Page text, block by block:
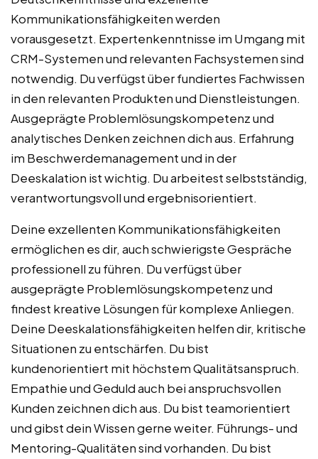
Kommunikationsfähigkeiten werden
vorausgesetzt. Expertenkenntnisse im Umgang mit
CRM-Systemen und relevanten Fachsystemen sind
notwendig. Du verfügst über fundiertes Fachwissen
in den relevanten Produkten und Dienstleistungen.
Ausgeprägte Problemlösungskompetenz und
analytisches Denken zeichnen dich aus. Erfahrung
im Beschwerdemanagement und in der
Deeskalation ist wichtig. Du arbeitest selbstständig,
verantwortungsvoll und ergebnisorientiert.
Deine exzellenten Kommunikationsfähigkeiten
ermöglichen es dir, auch schwierigste Gespräche
professionell zu führen. Du verfügst über
ausgeprägte Problemlösungskompetenz und
findest kreative Lösungen für komplexe Anliegen.
Deine Deeskalationsfähigkeiten helfen dir, kritische
Situationen zu entschärfen. Du bist
kundenorientiert mit höchstem Qualitätsanspruch.
Empathie und Geduld auch bei anspruchsvollen
Kunden zeichnen dich aus. Du bist teamorientiert
und gibst dein Wissen gerne weiter. Führungs- und
Mentoring-Qualitäten sind vorhanden. Du bist